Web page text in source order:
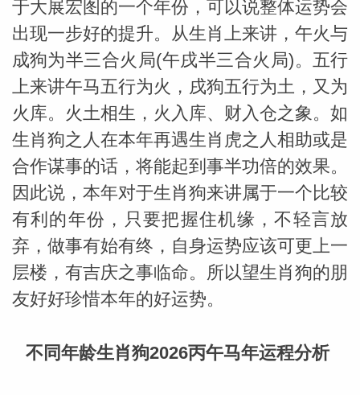
婆星座 航
于大展宏图的一个年份，可以说整体运势会
出现一步好的提升。从生肖上来讲，午火与
成狗为半三合火局(午戌半三合火局)。五行
上来讲午马五行为火，戌狗五行为土，又为
火库。火土相生，火入库、财入仓之象。如
生肖狗之人在本年再遇生肖虎之人相助或是
合作谋事的话，将能起到事半功倍的效果。
因此说，本年对于生肖狗来讲属于一个比较
有利的年份，只要把握住机缘，不轻言放
弃，做事有始有终，自身运势应该可更上一
层楼，有吉庆之事临命。所以望生肖狗的朋
友好好珍惜本年的好运势。
不同年龄生肖狗2026丙午马年运程分析